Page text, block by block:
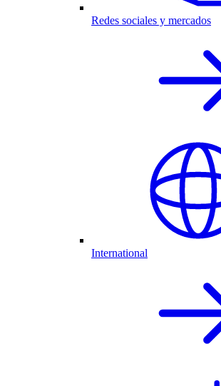
Redes sociales y mercados
International